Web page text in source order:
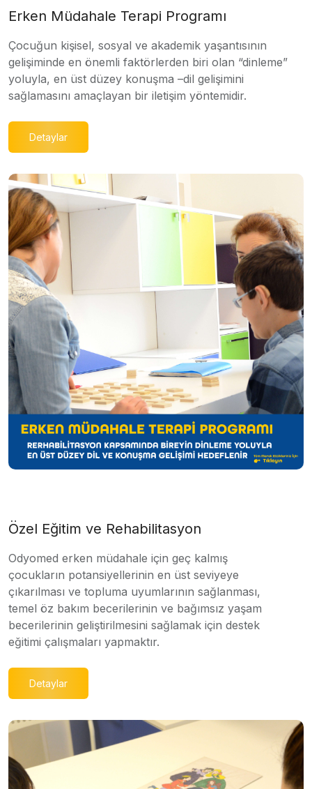
Erken Müdahale Terapi Programı
Çocuğun kişisel, sosyal ve akademik yaşantısının
gelişiminde en önemli faktörlerden biri olan “dinleme”
yoluyla, en üst düzey konuşma –dil gelişimini
sağlamasını amaçlayan bir iletişim yöntemidir.
Detaylar
Özel Eğitim ve Rehabilitasyon
Odyomed erken müdahale için geç kalmış
çocukların potansiyellerinin en üst seviyeye
çıkarılması ve topluma uyumlarının sağlanması,
temel öz bakım becerilerinin ve bağımsız yaşam
becerilerinin geliştirilmesini sağlamak için destek
eğitimi çalışmaları yapmaktır.
Detaylar